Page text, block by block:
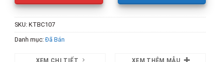
SKU: KTBC107
Danh mục:Đã Bán
XEM CHI TIẾT XEM THÊM MẪU